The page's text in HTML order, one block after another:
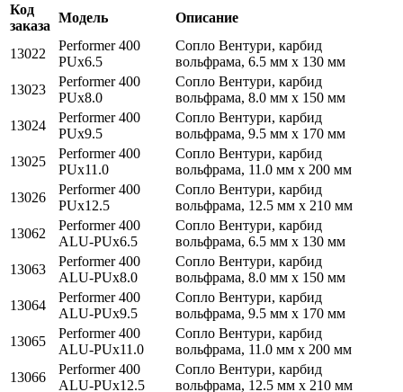
Код
заказа
Модель Описание
13022
Performer 400
PUx6.5
Сопло Вентури, карбид
вольфрама, 6.5 мм x 130 мм
13023
Performer 400
PUx8.0
Сопло Вентури, карбид
вольфрама, 8.0 мм x 150 мм
13024
Performer 400
PUx9.5
Сопло Вентури, карбид
вольфрама, 9.5 мм x 170 мм
13025
Performer 400
PUx11.0
Сопло Вентури, карбид
вольфрама, 11.0 мм x 200 мм
13026
Performer 400
PUx12.5
Сопло Вентури, карбид
вольфрама, 12.5 мм x 210 мм
13062
Performer 400
ALU-PUx6.5
Сопло Вентури, карбид
вольфрама, 6.5 мм x 130 мм
13063
Performer 400
ALU-PUx8.0
Сопло Вентури, карбид
вольфрама, 8.0 мм x 150 мм
13064
Performer 400
ALU-PUx9.5
Сопло Вентури, карбид
вольфрама, 9.5 мм x 170 мм
13065
Performer 400
ALU-PUx11.0
Сопло Вентури, карбид
вольфрама, 11.0 мм x 200 мм
13066
Performer 400
ALU-PUx12.5
Сопло Вентури, карбид
вольфрама, 12.5 мм x 210 мм